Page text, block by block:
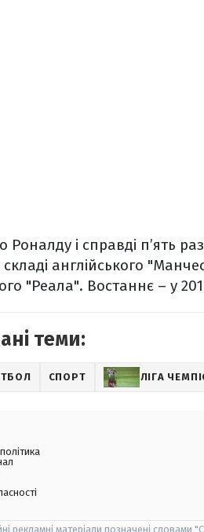
Роналду і справді п’ять
англійського
"Реала". Востаннє – у
теми:
СПОРТ ЛІГА
рекламні матеріали позначені